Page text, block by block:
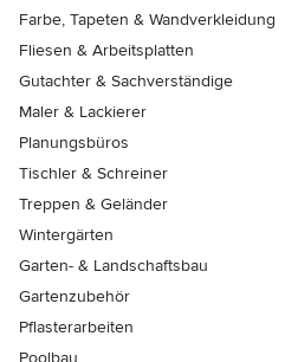
Farbe, Tapeten & Wandverkleidung
Fliesen & Arbeitsplatten
Gutachter & Sachverständige
Maler & Lackierer
Planungsbüros
Tischler & Schreiner
Treppen & Geländer
Wintergärten
Garten- & Landschaftsbau
Gartenzubehör
Pflasterarbeiten
Poolbau